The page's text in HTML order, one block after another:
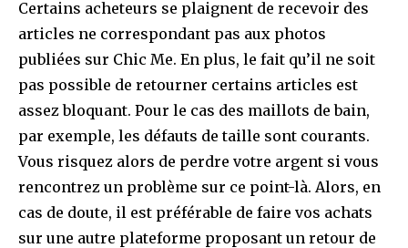
Certains acheteurs se plaignent de recevoir des
articles ne correspondant pas aux photos
publiées sur Chic Me. En plus, le fait qu’il ne soit
pas possible de retourner certains articles est
assez bloquant. Pour le cas des maillots de bain,
par exemple, les défauts de taille sont courants.
Vous risquez alors de perdre votre argent si vous
rencontrez un problème sur ce point-là. Alors, en
cas de doute, il est préférable de faire vos achats
sur une autre plateforme proposant un retour de